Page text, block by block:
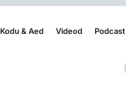
Kodu & Aed Videod Podcast